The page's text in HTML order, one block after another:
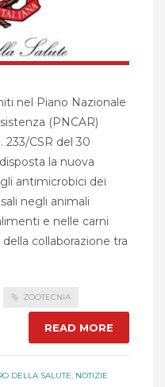
nel Piano Nazionale
(PNCAR)
CSR del 30
la nuova
antimicrobici dei
negli animali
e nelle carni
collaborazione tra
ZOOTECNIA
READ MORE
DELLA SALUTE, NOTIZIE